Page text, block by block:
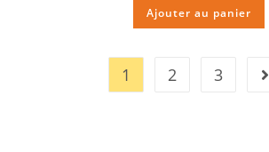
Ajouter au panier
1 2 3